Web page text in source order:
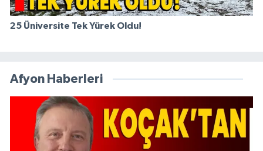
25 Üniversite Tek Yürek Oldu!
Afyon Haberleri